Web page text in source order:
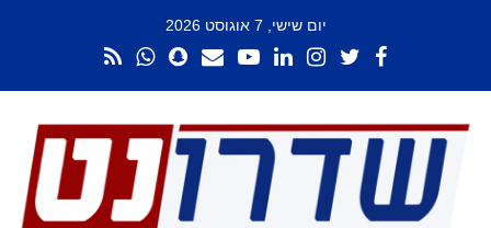
יום שישי, 7 אוגוסט 2026